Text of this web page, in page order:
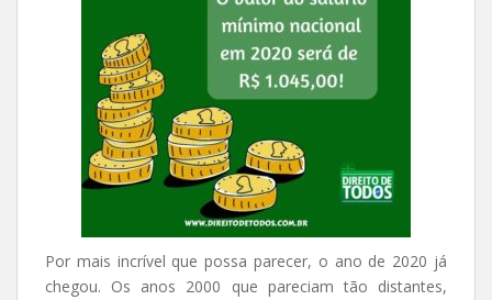
Por mais incrível que possa parecer, o ano de 2020 já
chegou. Os anos 2000 que pareciam tão distantes,